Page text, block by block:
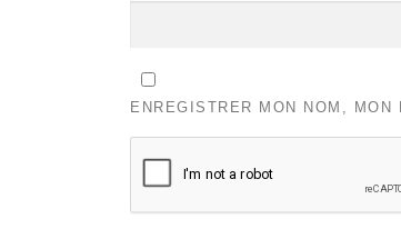
ENREGISTRER MON NOM,